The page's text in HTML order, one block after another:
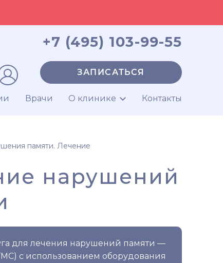
+7 (495) 103-99-55
ЗАПИСАТЬСЯ
Врачи О клинике Контакты
памяти. Лечение
нарушений
для лечения нарушений памяти —
с использованием оборудования